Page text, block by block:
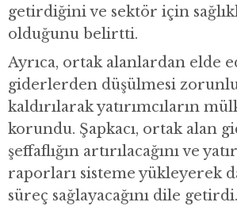
getirdiğini ve sektör için
olduğunu belirtti.
Ayrıca, ortak alanlardan elde
giderlerden düşülmesi
kaldırılarak yatırımcıların
korundu. Şapkacı, ortak alan
şeffaflığın artırılacağını ve
raporları sisteme yükleyerek
süreç sağlayacağını dile getirdi.